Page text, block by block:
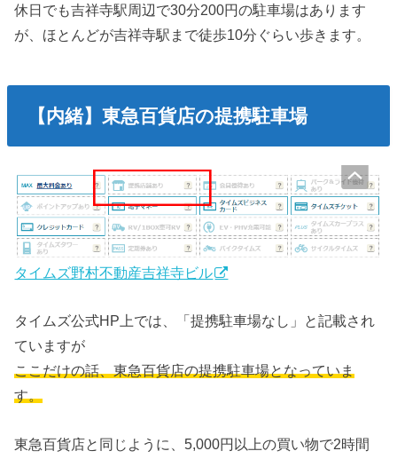
休日でも吉祥寺駅周辺で30分200円の駐車場はあります
が、ほとんどが吉祥寺駅まで徒歩10分ぐらい歩きます。
【内緒】東急百貨店の提携駐車場
タイムズ野村不動産吉祥寺ビル
タイムズ公式HP上では、「提携駐車場なし」と記載され
ていますが
ここだけの話、東急百貨店の提携駐車場となっていま
す。
東急百貨店と同じように、5,000円以上の買い物で2時間